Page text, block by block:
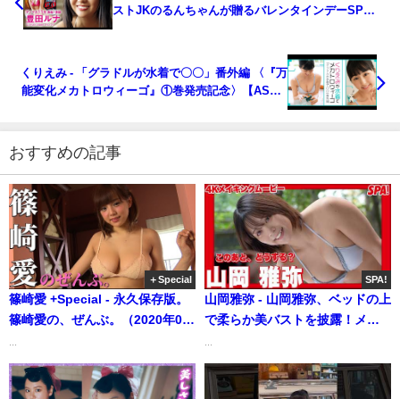
ストJKのるんちゃんが贈るバレンタインデーSPグ
くりえみ - 「グラドルが水着で〇〇」番外編 〈『万
能変化メカトロウィーゴ』①巻発売記念〉【ASMR
おすすめの記事
＋Special
篠崎愛 +Special - 永久保存版。
篠崎愛の、ぜんぶ。（2020年06
んより
SPA!
山岡雅弥 - 山岡雅弥、ベッドの上
で柔らか美バストを披露！メイ
ラビアチャンネルさんより